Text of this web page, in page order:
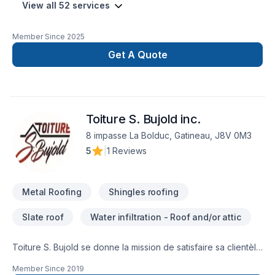
View all 52 services
Member Since 2025
Get A Quote
Toiture S. Bujold inc.
8 impasse La Bolduc, Gatineau, J8V 0M3
5
1 Reviews
Metal Roofing Shingles roofing
Slate roof Water infiltration - Roof and/or attic
Toiture S. Bujold se donne la mission de satisfaire sa clientèle
professionnel et courtois avant, pendant et après la
Member Since 2019